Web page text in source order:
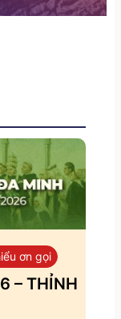
ơn gọi
– THỈNH